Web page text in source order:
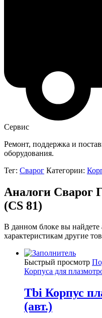
Сервис
Ремонт, поддержка и
оборудования.
Тег: Сварог Категории:
Аналоги Сварог
(CS 81)
В данном блоке вы найдете
характеристикам другие
Быстрый просмотр
Корпуса для
Tbi Корпус
(авт.)